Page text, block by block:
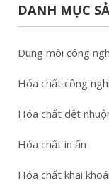
DANH MỤC
Dung môi công
Hóa chất công
Hóa chất dệt
Hóa chất in ấn
Hóa chất khai